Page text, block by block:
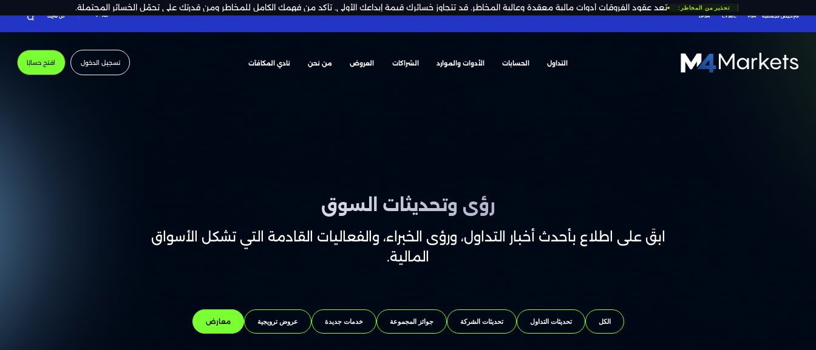
التراخيص الجماعية FSA
CYSEC
DFSA
AR كن شريكًا
تحذير من المخاطر: تُعد عقود الفروقات أدوات مالية معقدة وعالية المخاطر. قد تتجاوز خسائرك قيمة إيداعك الأولي. تأكد من فهمك الكامل للمخاطر ومن قدرتك على تحمّل الخسائر المحتملة.
M4Markets
التداول الحسابات الأدوات والموارد الشراكات العروض من نحن نادي المكافآت تسجيل الدخول افتح حسابًا
رؤى وتحديثات السوق
ابقَ على اطلاع بأحدث أخبار التداول، ورؤى الخبراء، والفعاليات القادمة التي تشكل الأسواق
المالية.
الكل تحديثات التداول تحديثات الشركة جوائز المجموعة خدمات جديدة عروض ترويجية معارض